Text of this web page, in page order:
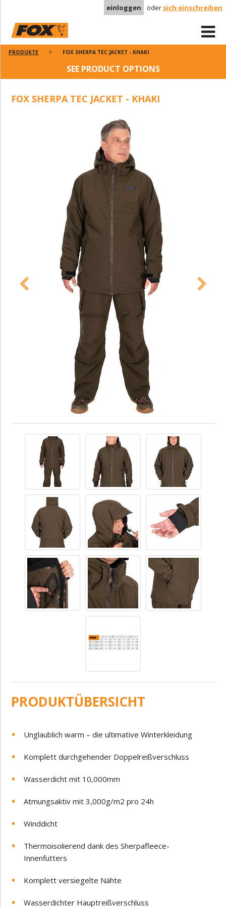
einloggen oder sich einschreiben
PRODUKTE FOX SHERPA TEC JACKET - KHAKI
SEE PRODUCT OPTIONS
FOX SHERPA TEC JACKET - KHAKI
PRODUKTÜBERSICHT
Unglaublich warm – die ultimative Winterkleidung
Komplett durchgehender Doppelreißverschluss
Wasserdicht mit 10,000mm
Atmungsaktiv mit 3,000g/m2 pro 24h
Winddicht
Thermoisolierend dank des Sherpafleece-
Innenfutters
Komplett versiegelte Nähte
Wasserdichter Hauptreißverschluss